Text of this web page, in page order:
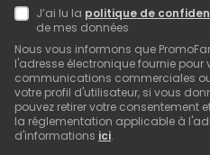
J’ai lu la politique de
de mes données
Nous vous informons que
l'adresse électronique fournie pour
communications commerciales
votre profil d'utilisateur, si vous
pouvez retirer votre consentement
la réglementation applicable à
d'informations ici.